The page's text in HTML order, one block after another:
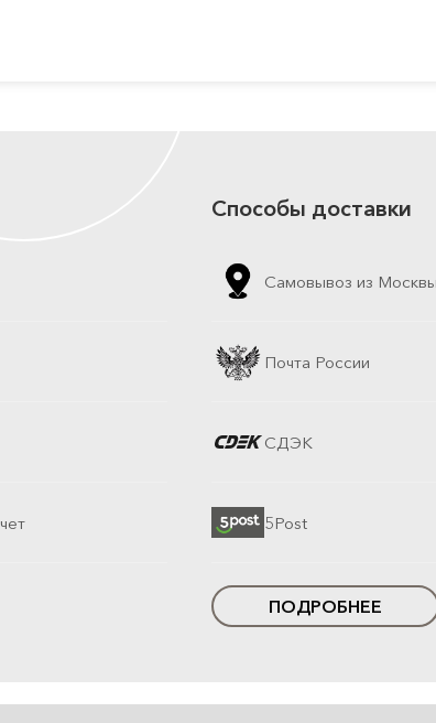
Способы доставки
Самовывоз из
Почта России
СДЭК
5Post
ПОДРОБНЕЕ